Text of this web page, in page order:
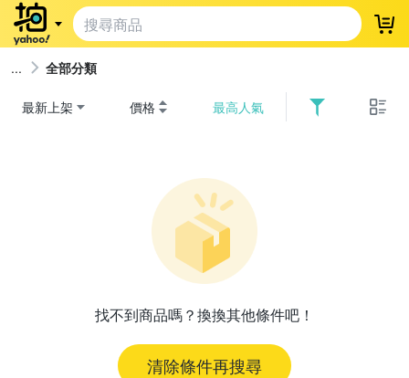
登
全部分類
最新上架 價格 最高人氣
找不到商品嗎？換換其他條件吧！
清除條件再搜尋